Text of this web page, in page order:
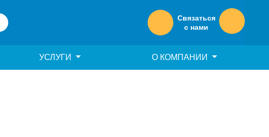
Связаться
с нами
УСЛУГИ О КОМПАНИИ